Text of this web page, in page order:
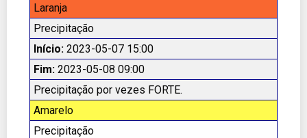
Laranja
Precipitação
Início: 2023-05-07 15:00
Fim: 2023-05-08 09:00
Precipitação por vezes FORTE.
Amarelo
Precipitação